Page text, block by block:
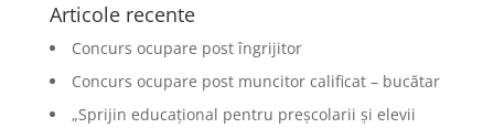
Articole recente
Concurs ocupare post îngrijitor
Concurs ocupare post muncitor calificat – bucătar
„Sprijin educațional pentru preșcolarii și elevii